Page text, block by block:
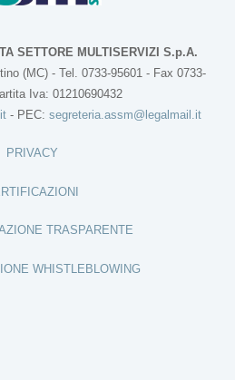
SETTORE MULTISERVIZI S.p.A.
(MC) - Tel. 0733-95601 - Fax 0733-
Iva: 01210690432
- PEC: segreteria.assm@legalmail.it
PRIVACY
TRASPARENTE
WHISTLEBLOWING